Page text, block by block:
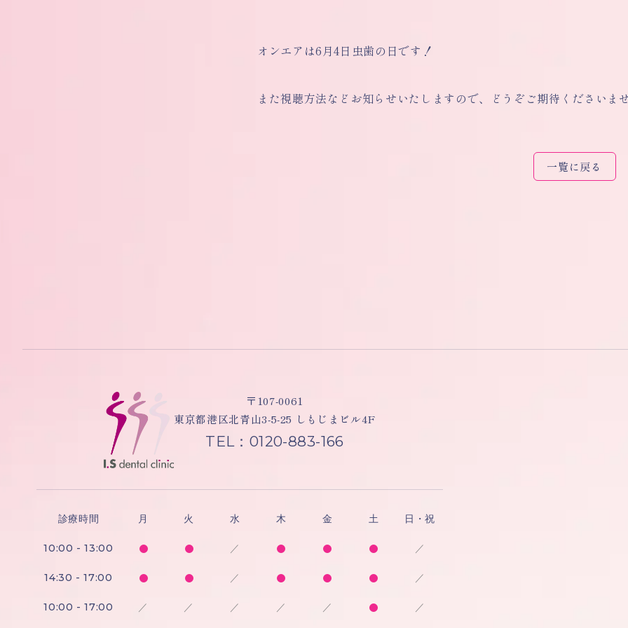
オンエアは6月4日虫歯の日です！
また視聴方法などお知らせいたしますので、どうぞご期待くださいま
一覧に戻る
〒107-0061
東京都港区北青山3-5-25 しもじまビル4F
TEL：0120-883-166
診療時間 月 火 水 木 金 土 日・祝
10:00 - 13:00 ／ ／
14:30 - 17:00 ／ ／
10:00 - 17:00 ／ ／ ／ ／ ／ ／